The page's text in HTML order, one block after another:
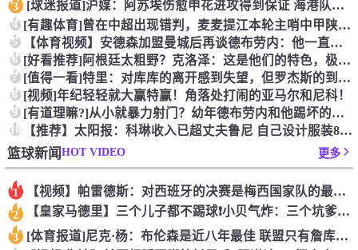
3 [球迷报道]沪媒：阿苏埃伤愈申花进攻得到保证 海港队基本没有
4 [有趣体育]曾在中超出现错判，麦麦提江本轮主哨中甲陕西联合v
5 【体育视频】安德森加盟曼城后再谈德布劳内：他一直是我非常仰慕
6 [好看推荐]阿根廷太粗野？克洛泽：这是他们的特色，极其强调对
7 [值得一看]特里：对库库的离开感到失望，但罗杰斯的到来又让我
8 [视频]年纪轻轻就大赢特赢！角落处打闹的亚马尔和尼科！
9 [有道理嘛?]从小就暴力射门？幼年德布劳内和他踢坏的树篱！
10 【推荐】太阳报：科琳收入已超丈夫鲁尼 自己设计服装8岁儿子当
篮球新闻HOT VIDEO 更多
1 【视频】帕雷德斯：对西班牙的决赛是梅西国家队的最后一场比赛
2 【皇家马德里】三个儿子都不踢球❗️小贝气炸：三个坑爹货，只能
3 [体育报道]尼克·杨：布伦森是近八年最佳 联盟只有詹库杜能媲